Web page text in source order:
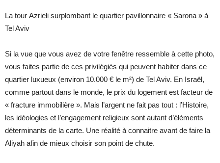
La tour Azrieli surplombant le quartier pavillonnaire « Sarona » à
Tel Aviv
Si la vue que vous avez de votre fenêtre ressemble à cette photo,
vous faites partie de ces privilégiés qui peuvent habiter dans ce
quartier luxueux (environ 10.000 € le m²) de Tel Aviv. En Israël,
comme partout dans le monde, le prix du logement est facteur de
« fracture immobilière ». Mais l’argent ne fait pas tout : l’Histoire,
les idéologies et l’engagement religieux sont autant d’éléments
déterminants de la carte. Une réalité à connaitre avant de faire la
Aliyah afin de mieux choisir son point de chute.